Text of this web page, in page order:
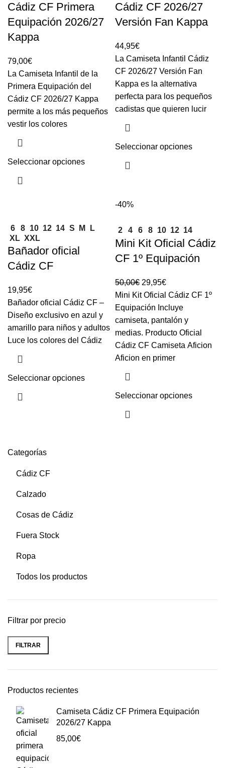
Categorías
Cádiz CF
Calzado
Cosas de Cádiz
Fuera Stock
Ropa
Todos los productos
Filtrar por precio
FILTRAR
Productos recientes
Camiseta Cádiz CF Primera Equipación
2026/27 Kappa
85,00€
Cádiz CF Primera
Equipación 2026/27
Kappa
79,00€
La Camiseta Infantil de la
Primera Equipación del
Cádiz CF 2026/27 Kappa
permite a los más pequeños
vestir los colores
Seleccionar opciones
Cádiz CF 2026/27
Versión Fan Kappa
44,95€
La Camiseta Infantil Cádiz
CF 2026/27 Versión Fan
Kappa es la alternativa
perfecta para los pequeños
cadistas que quieren lucir
Seleccionar opciones
6 8 10 12 14 S M
L
XL XXL
Bañador oficial
Cádiz CF
19,95€
Bañador oficial Cádiz CF –
Diseño exclusivo en azul y
amarillo para niños y adultos
Luce los colores del Cádiz
Seleccionar opciones
-40%
2 4 6 8 10 12 14
Mini Kit Oficial Cádiz
CF 1º Equipación
50,00€ 29,95€
Mini Kit Oficial Cádiz CF 1º
Equipación Incluye
camiseta, pantalón y
medias. Producto Oficial
Cádiz CF Camiseta Aficion
Aficion en primer
Seleccionar opciones